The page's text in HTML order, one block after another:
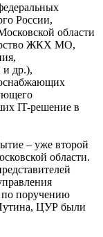
России,
области
ЖКХ МО,
др.),
IT-решение в
– уже второй
области.
поручению
ЦУР были